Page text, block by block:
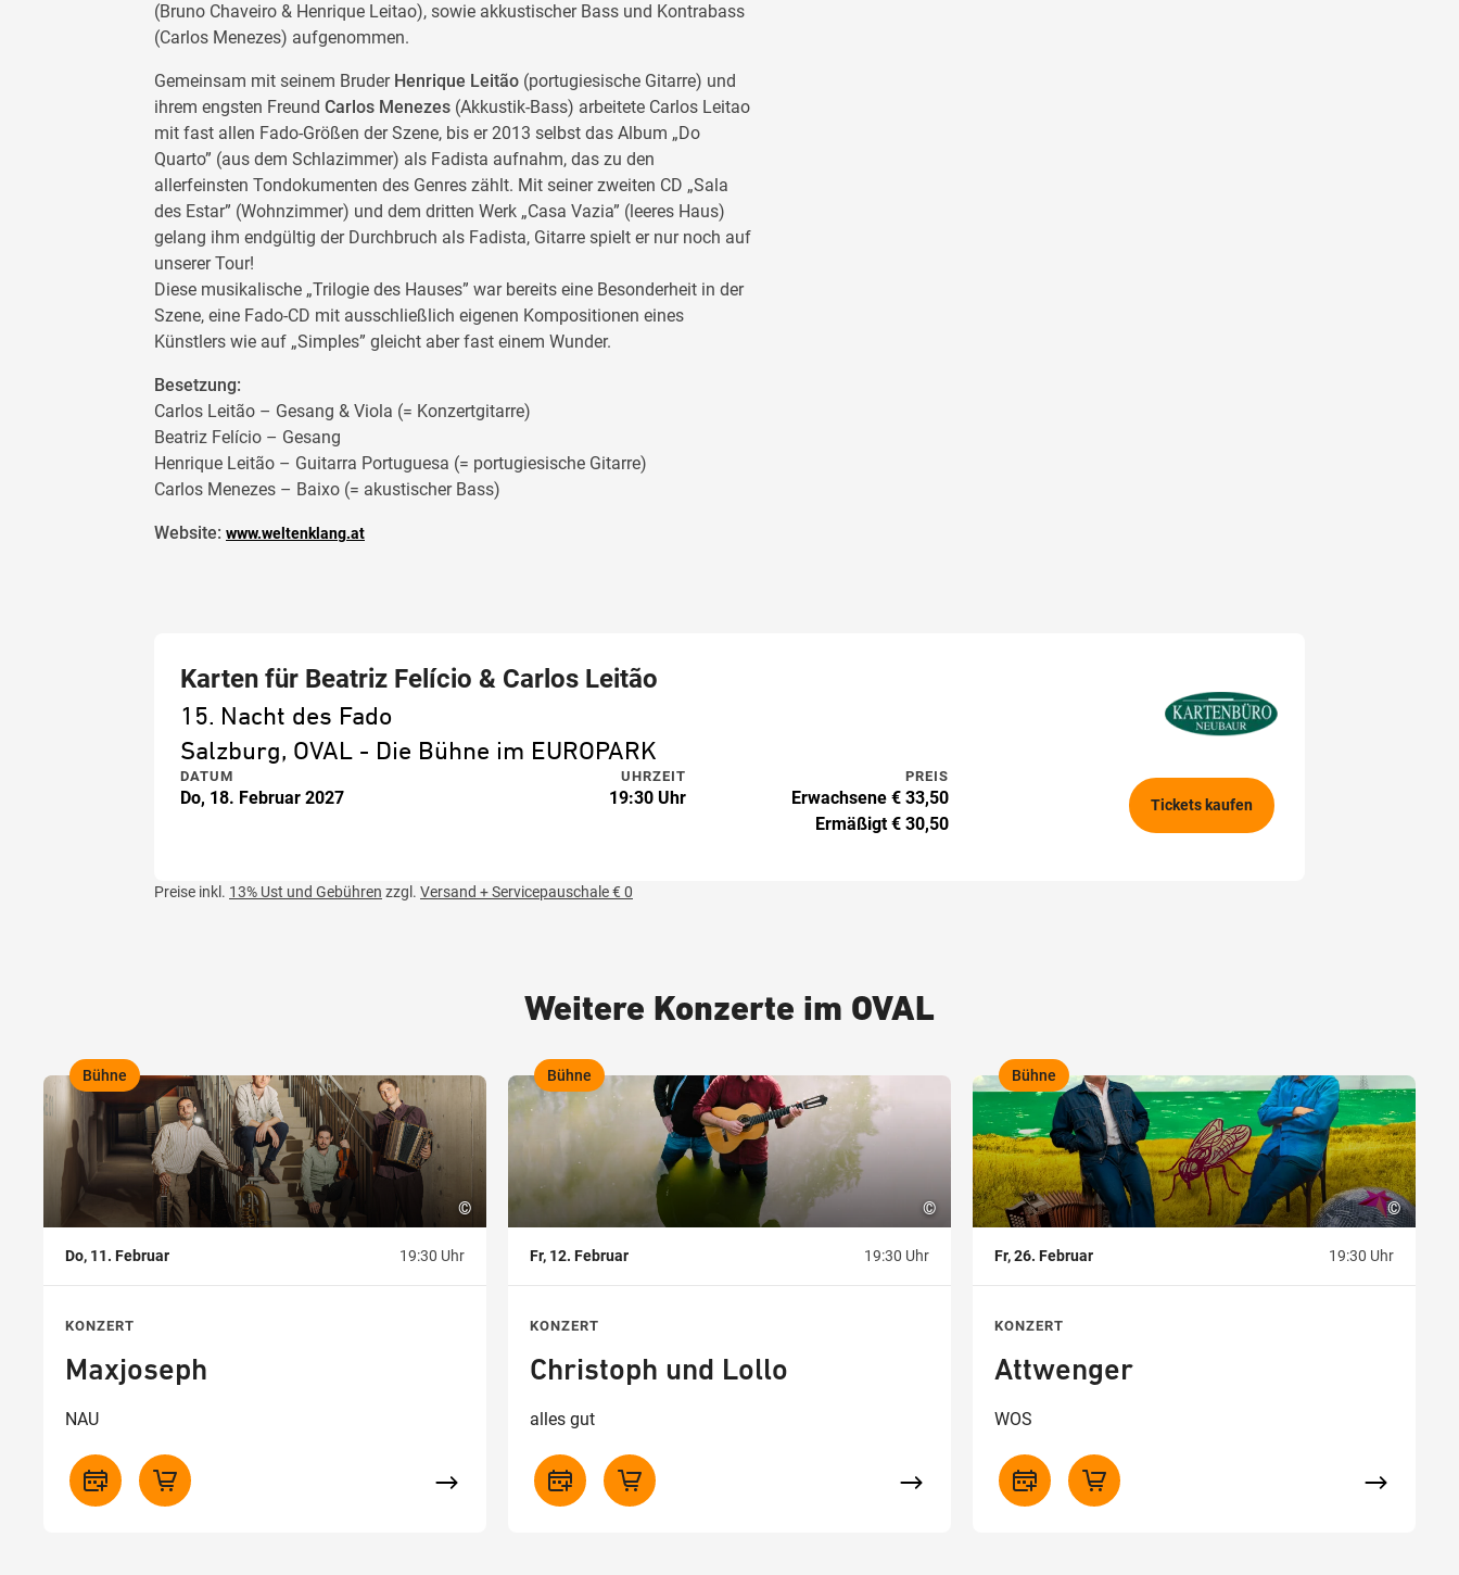
(Bruno Chaveiro & Henrique Leitao), sowie akkustischer Bass und Kontrabass
(Carlos Menezes) aufgenommen.
Gemeinsam mit seinem Bruder Henrique Leitão (portugiesische Gitarre) und
ihrem engsten Freund Carlos Menezes (Akkustik-Bass) arbeitete Carlos Leitao
mit fast allen Fado-Größen der Szene, bis er 2013 selbst das Album „Do
Quarto” (aus dem Schlazimmer) als Fadista aufnahm, das zu den
allerfeinsten Tondokumenten des Genres zählt. Mit seiner zweiten CD „Sala
des Estar” (Wohnzimmer) und dem dritten Werk „Casa Vazia” (leeres Haus)
gelang ihm endgültig der Durchbruch als Fadista, Gitarre spielt er nur noch auf
unserer Tour!
Diese musikalische „Trilogie des Hauses” war bereits eine Besonderheit in der
Szene, eine Fado-CD mit ausschließlich eigenen Kompositionen eines
Künstlers wie auf „Simples” gleicht aber fast einem Wunder.
Besetzung:
Carlos Leitão – Gesang & Viola (= Konzertgitarre)
Beatriz Felício – Gesang
Henrique Leitão – Guitarra Portuguesa (= portugiesische Gitarre)
Carlos Menezes – Baixo (= akustischer Bass)
Website: www.weltenklang.at
Karten für Beatriz Felício & Carlos Leitão
15. Nacht des Fado
Salzburg, OVAL - Die Bühne im EUROPARK
DATUM
Do, 18. Februar 2027
UHRZEIT
19:30 Uhr
PREIS
Erwachsene € 33,50
Ermäßigt € 30,50
Tickets kaufen
Preise inkl. 13% Ust und Gebühren zzgl. Versand + Servicepauschale € 0
Weitere Konzerte im OVAL
,
©
Bühne
Do, 11. Februar 19:30 Uhr
KONZERT
Maxjoseph
NAU
,
©
Bühne
Fr, 12. Februar 19:30 Uhr
KONZERT
Christoph und Lollo
alles gut
,
©
Bühne
Fr, 26. Februar 19:30 Uhr
KONZERT
Attwenger
WOS